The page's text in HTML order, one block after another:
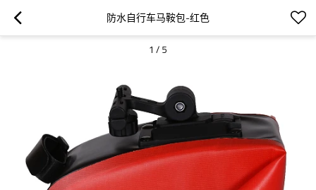
防水自行车马鞍包-红色
1 / 5